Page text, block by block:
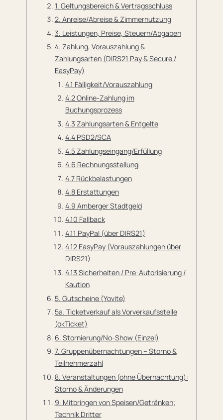
1. Geltungsbereich & Vertragsschluss
2. Anreise/Abreise & Zimmernutzung
3. Leistungen, Preise, Steuern/Abgaben
4. Zahlung, Vorauszahlung &
Zahlungsarten (DIRS21 Pay & Secure /
EasyPay)
4.1 Fälligkeit/Vorauszahlung
4.2 Online-Zahlung im
Buchungsprozess
4.3 Zahlungsarten & Entgelte
4.4 PSD2/SCA
4.5 Zahlungseingang/Erfüllung
4.6 Rechnungsstellung
4.7 Rückbelastungen
4.8 Erstattungen
4.9 Amberger Stadtgeld
4.10 Fallback
4.11 PayPal (über DIRS21)
4.12 EasyPay (Vorauszahlungen über
DIRS21)
4.13 Sicherheiten / Pre-Autorisierung /
Kaution
5. Gutscheine (Yovite)
5a. Ticketverkauf als Vorverkaufsstelle
(okTicket)
6. Stornierung/No-Show (Einzel)
7. Gruppenübernachtungen – Storno &
Teilnehmerzahl
8. Veranstaltungen (ohne Übernachtung):
Storno & Änderungen
9. Mitbringen von Speisen/Getränken;
Technik Dritter